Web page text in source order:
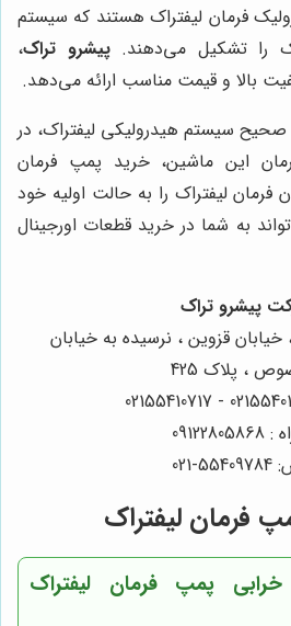
فرمان لیفتراک هستند که سیستم
را تشکیل می‌دهند.پیشرو تراک،
بالا و قیمت مناسب ارائه می‌دهد.
سیستم هیدرولیکی لیفتراک، در
این ماشین، خرید پمپ فرمان
فرمان لیفتراک را به حالت اولیه خود
به شما در خرید قطعات اورجینال
پیشرو تراک
قزوین ، نرسیده به خیابان
، پلاک 425
021
فرمان لیفتراک
پمپ فرمان لیفتراک